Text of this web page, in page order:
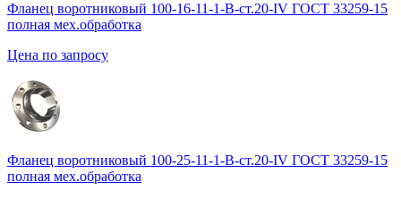
Фланец воротниковый 100-16-11-1-B-ст.20-IV ГОСТ 33259-15
полная мех.обработка
Цена по запросу
Фланец воротниковый 100-25-11-1-B-ст.20-IV ГОСТ 33259-15
полная мех.обработка